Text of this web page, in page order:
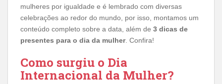
mulheres por igualdade e é lembrado com diversas
celebrações ao redor do mundo, por isso, montamos um
conteúdo completo sobre a data, além de 3 dicas de
presentes para o dia da mulher. Confira!
Como surgiu o Dia
Internacional da Mulher?